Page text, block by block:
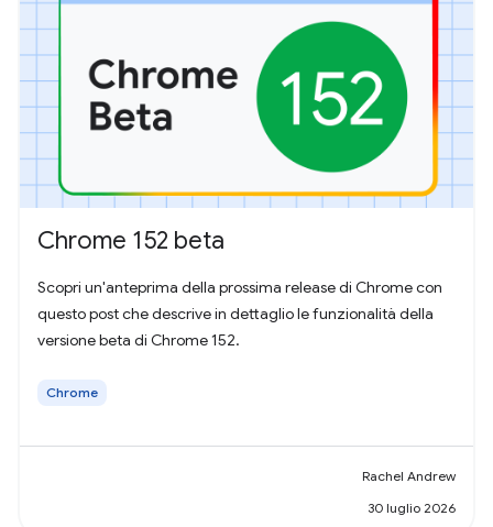
Chrome 152 beta
Scopri un'anteprima della prossima release di Chrome con
questo post che descrive in dettaglio le funzionalità della
versione beta di Chrome 152.
Chrome
Rachel Andrew
30 luglio 2026